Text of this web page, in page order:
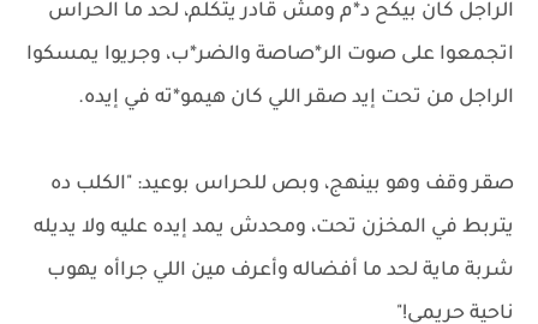
الراجل كان بيكح د*م ومش قادر يتكلم، لحد ما الحراس
اتجمعوا على صوت الر*صاصة والضر*ب، وجريوا يمسكوا
الراجل من تحت إيد صقر اللي كان هيمو*ته في إيده.
صقر وقف وهو بينهج، وبص للحراس بوعيد: "الكلب ده
يتربط في المخزن تحت، ومحدش يمد إيده عليه ولا يديله
شربة ماية لحد ما أفضاله وأعرف مين اللي جراأه يهوب
ناحية حريمي!"